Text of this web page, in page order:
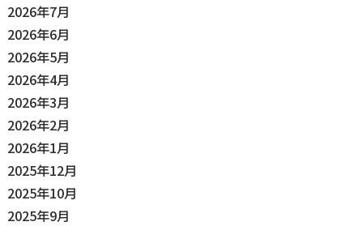
2026年7月
2026年6月
2026年5月
2026年4月
2026年3月
2026年2月
2026年1月
2025年12月
2025年10月
2025年9月